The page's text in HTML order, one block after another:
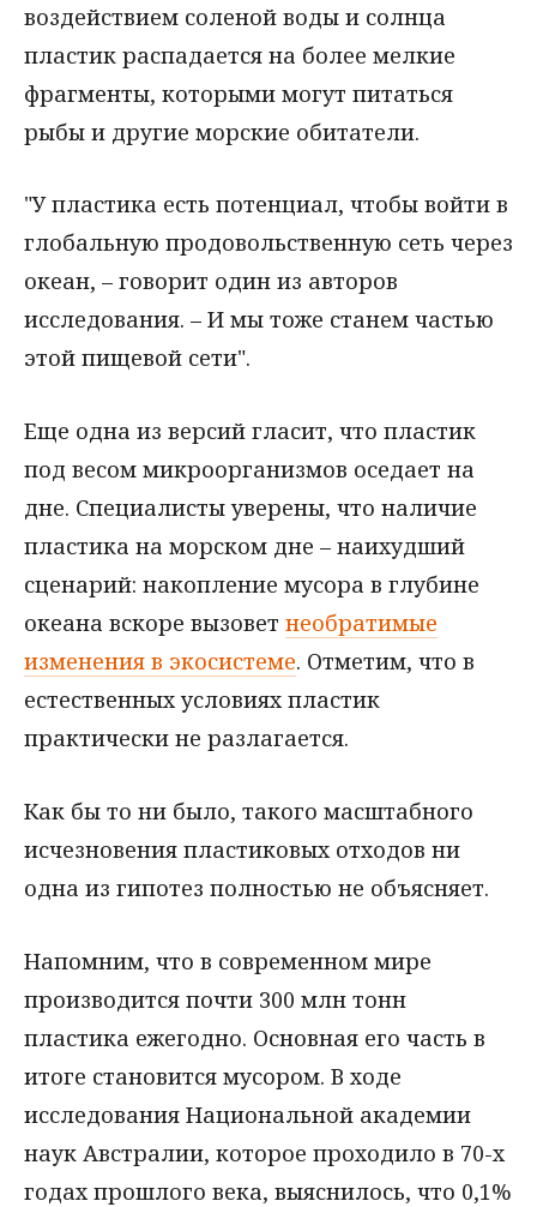
воздействием соленой воды и солнца
пластик распадается на более мелкие
фрагменты, которыми могут питаться
рыбы и другие морские обитатели.
"У пластика есть потенциал, чтобы войти в
глобальную продовольственную сеть через
океан, – говорит один из авторов
исследования. – И мы тоже станем частью
этой пищевой сети".
Еще одна из версий гласит, что пластик
под весом микроорганизмов оседает на
дне. Специалисты уверены, что наличие
пластика на морском дне – наихудший
сценарий: накопление мусора в глубине
океана вскоре вызовет необратимые
изменения в экосистеме. Отметим, что в
естественных условиях пластик
практически не разлагается.
Как бы то ни было, такого масштабного
исчезновения пластиковых отходов ни
одна из гипотез полностью не объясняет.
Напомним, что в современном мире
производится почти 300 млн тонн
пластика ежегодно. Основная его часть в
итоге становится мусором. В ходе
исследования Национальной академии
наук Австралии, которое проходило в 70-х
годах прошлого века, выяснилось, что 0,1%